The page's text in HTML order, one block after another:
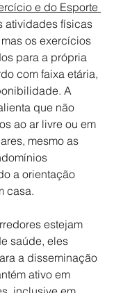
e do Esporte
atividades físicas
os exercícios
para a própria
com faixa etária,
A
que não
ao ar livre ou em
mesmo as
a orientação
casa.
estejam
saúde, eles
a disseminação
ativo em